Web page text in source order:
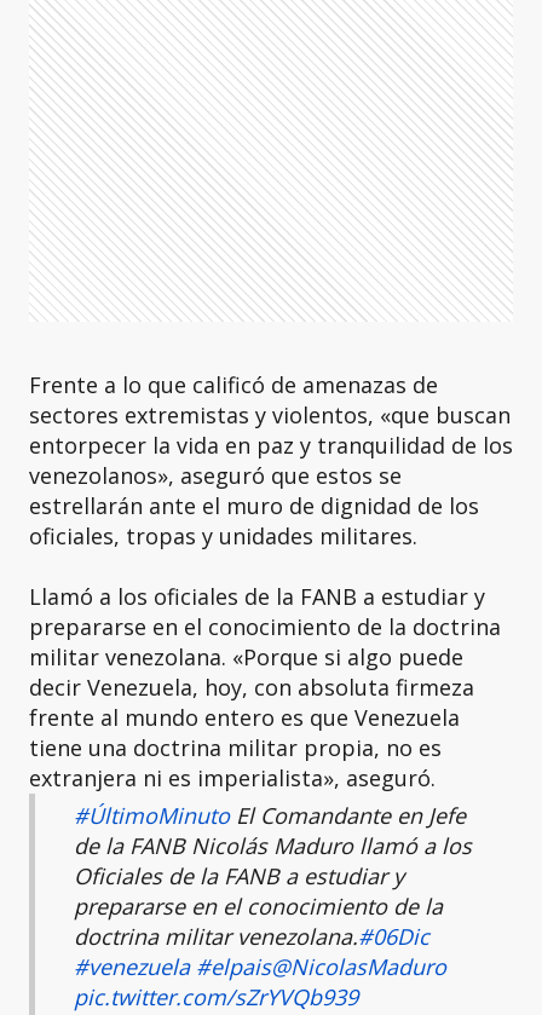
Frente a lo que calificó de amenazas de
sectores extremistas y violentos, «que buscan
entorpecer la vida en paz y tranquilidad de los
venezolanos», aseguró que estos se
estrellarán ante el muro de dignidad de los
oficiales, tropas y unidades militares.
Llamó a los oficiales de la FANB a estudiar y
prepararse en el conocimiento de la doctrina
militar venezolana. «Porque si algo puede
decir Venezuela, hoy, con absoluta firmeza
frente al mundo entero es que Venezuela
tiene una doctrina militar propia, no es
extranjera ni es imperialista», aseguró.
#ÚltimoMinutoEl Comandante en Jefe
de la FANB Nicolás Maduro llamó a los
Oficiales de la FANB a estudiar y
prepararse en el conocimiento de la
doctrina militar venezolana.#06Dic
#venezuela #elpais@NicolasMaduro
pic.twitter.com/sZrYVQb939